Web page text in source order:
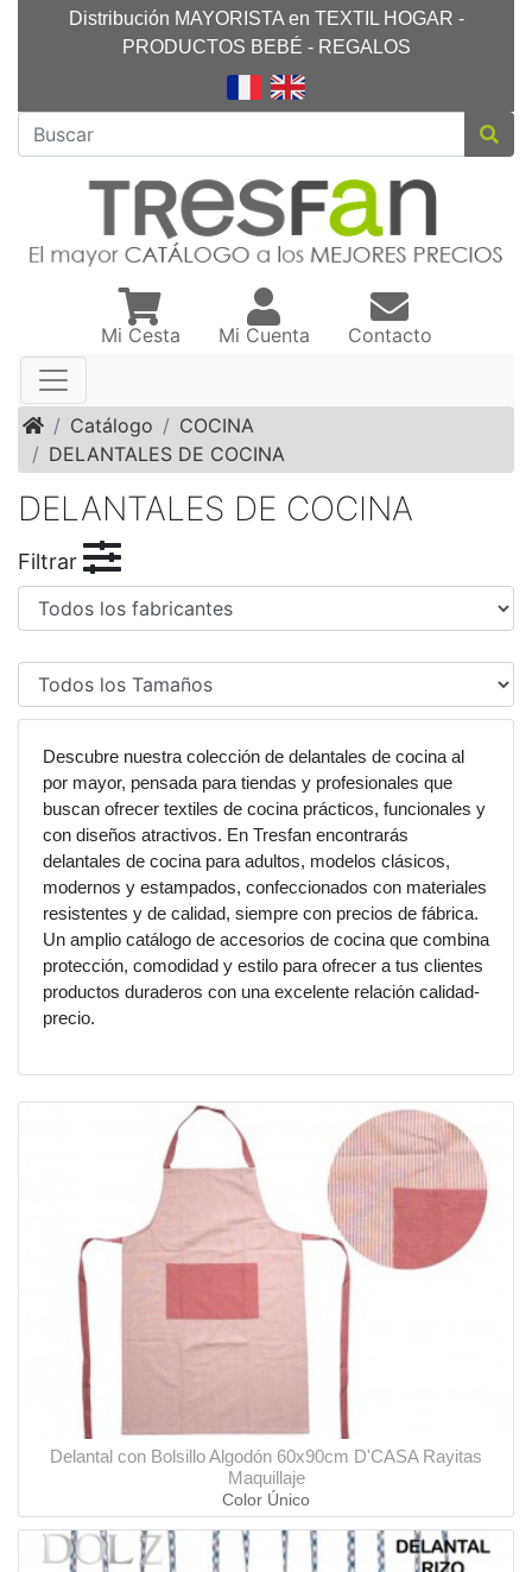
Distribución MAYORISTA en TEXTIL HOGAR -
PRODUCTOS BEBÉ - REGALOS
Mi Cesta Mi Cuenta Contacto
InicioCatálogo
COCINA
DELANTALES DE COCINA
DELANTALES DE COCINA
Filtrar
Descubre nuestra colección de delantales de cocina al
por mayor, pensada para tiendas y profesionales que
buscan ofrecer textiles de cocina prácticos, funcionales y
con diseños atractivos. En Tresfan encontrarás
delantales de cocina para adultos, modelos clásicos,
modernos y estampados, confeccionados con materiales
resistentes y de calidad, siempre con precios de fábrica.
Un amplio catálogo de accesorios de cocina que combina
protección, comodidad y estilo para ofrecer a tus clientes
productos duraderos con una excelente relación calidad-
precio.
Delantal con Bolsillo Algodón 60x90cm D'CASA Rayitas
Maquillaje
Color Único